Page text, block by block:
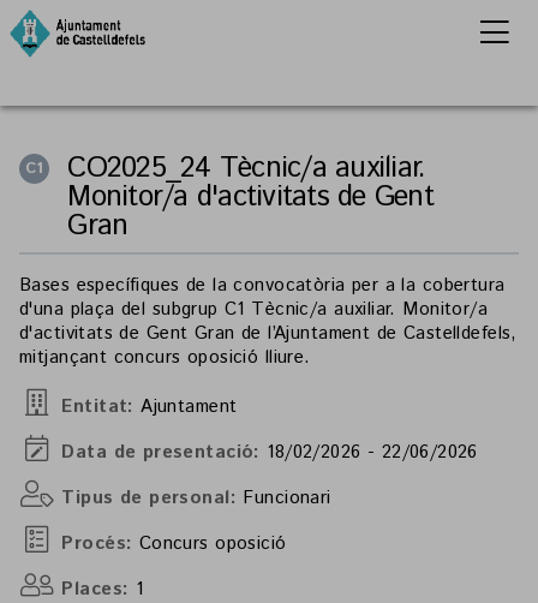
C1 CO2025_24 Tècnic/a auxiliar.
Monitor/a d'activitats de Gent
Gran
Bases específiques de la convocatòria per a la cobertura
d'una plaça del subgrup C1 Tècnic/a auxiliar. Monitor/a
d'activitats de Gent Gran de l’Ajuntament de Castelldefels,
mitjançant concurs oposició lliure.
Entitat: Ajuntament
Data de presentació: 18/02/2026 - 22/06/2026
Tipus de personal: Funcionari
Procés: Concurs oposició
Places: 1